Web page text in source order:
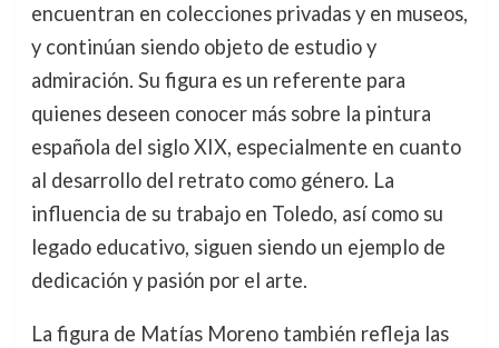
encuentran en colecciones privadas y en museos,
y continúan siendo objeto de estudio y
admiración. Su figura es un referente para
quienes deseen conocer más sobre la pintura
española del siglo XIX, especialmente en cuanto
al desarrollo del retrato como género. La
influencia de su trabajo en Toledo, así como su
legado educativo, siguen siendo un ejemplo de
dedicación y pasión por el arte.
La figura de Matías Moreno también refleja las